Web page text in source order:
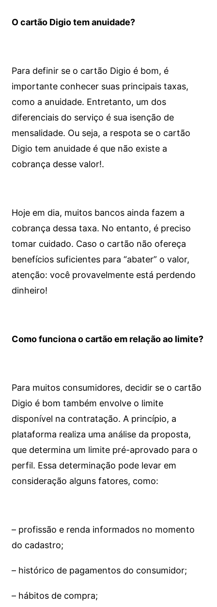
O cartão Digio tem anuidade?
Para definir se o cartão Digio é bom, é
importante conhecer suas principais taxas,
como a anuidade. Entretanto, um dos
diferenciais do serviço é sua isenção de
mensalidade. Ou seja, a respota se o cartão
Digio tem anuidade é que não existe a
cobrança desse valor!.
Hoje em dia, muitos bancos ainda fazem a
cobrança dessa taxa. No entanto, é preciso
tomar cuidado. Caso o cartão não ofereça
benefícios suficientes para “abater” o valor,
atenção: você provavelmente está perdendo
dinheiro!
Como funciona o cartão em relação ao limite?
Para muitos consumidores, decidir se o cartão
Digio é bom também envolve o limite
disponível na contratação. A princípio, a
plataforma realiza uma análise da proposta,
que determina um limite pré-aprovado para o
perfil. Essa determinação pode levar em
consideração alguns fatores, como:
– profissão e renda informados no momento
do cadastro;
– histórico de pagamentos do consumidor;
– hábitos de compra;